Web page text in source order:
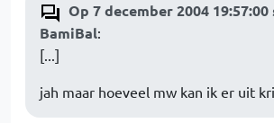
Op 7 december 2004
BamiBal:
[...]
jah maar hoeveel mw kan ik er uit